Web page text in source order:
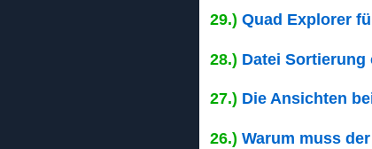
29.) Quad Explorer
28.) Datei
27.) Die Ansichten
26.) Warum muss